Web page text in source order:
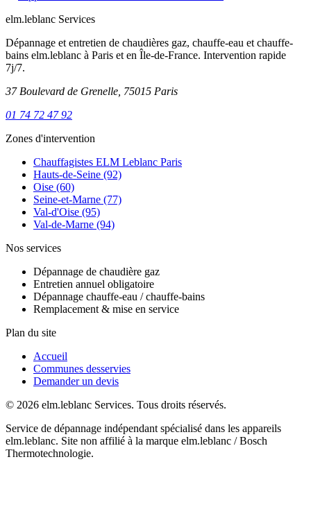
elm.leblanc Services
Dépannage et entretien de chaudières gaz, chauffe-eau et chauffe-
bains elm.leblanc à Paris et en Île-de-France. Intervention rapide
7j/7.
37 Boulevard de Grenelle, 75015 Paris
01 74 72 47 92
Zones d'intervention
Chauffagistes ELM Leblanc Paris
Hauts-de-Seine (92)
Oise (60)
Seine-et-Marne (77)
Val-d'Oise (95)
Val-de-Marne (94)
Nos services
Dépannage de chaudière gaz
Entretien annuel obligatoire
Dépannage chauffe-eau / chauffe-bains
Remplacement & mise en service
Plan du site
Accueil
Communes desservies
Demander un devis
© 2026 elm.leblanc Services. Tous droits réservés.
Service de dépannage indépendant spécialisé dans les appareils
elm.leblanc. Site non affilié à la marque elm.leblanc / Bosch
Thermotechnologie.